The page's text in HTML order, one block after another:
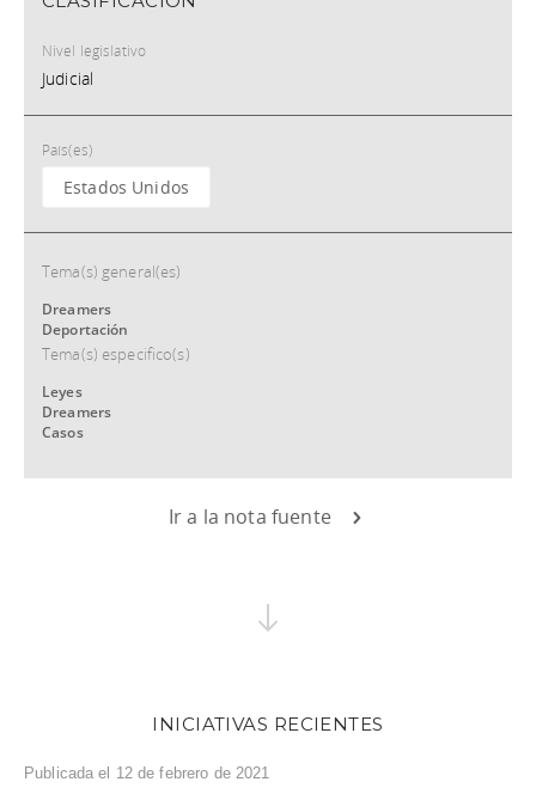
Nivel legislativo
Judicial
País(es)
Estados Unidos
Tema(s) general(es)
Dreamers
Deportación
Tema(s) especifico(s)
Leyes
Dreamers
Casos
Ir a la nota fuente
INICIATIVAS RECIENTES
Publicada el 12 de febrero de 2021